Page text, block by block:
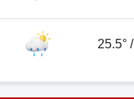
25.5° /